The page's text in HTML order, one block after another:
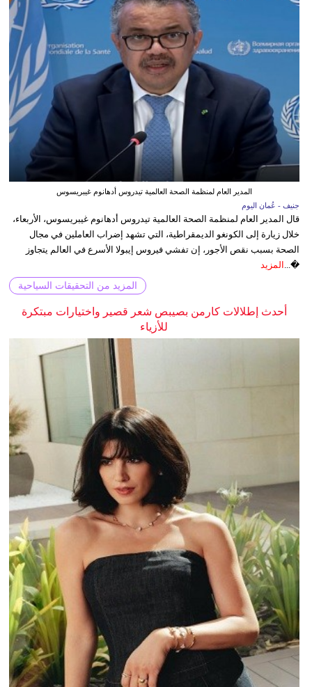
المدير العام لمنظمة الصحة العالمية تيدروس أدهانوم غيبريسوس
جنيف - عُمان اليوم
قال المدير العام لمنظمة الصحة العالمية تيدروس أدهانوم غيبريسوس، الأربعاء،
خلال زيارة إلى الكونغو الديمقراطية، التي تشهد إضراب العاملين في مجال
الصحة بسبب نقص الأجور، إن تفشي فيروس إيبولا الأسرع في العالم يتجاوز
�...
المزيد
المزيد من التحقيقات السياحية
أحدث إطلالات كارمن بصيبص شعر قصير واختيارات مبتكرة
للأزياء